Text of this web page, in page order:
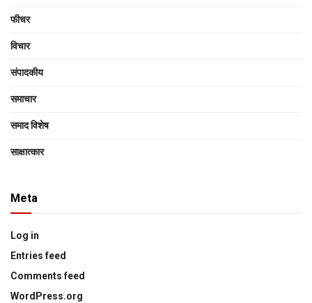
फीचर
विचार
संपादकीय
समाचार
समाद विशेष
साक्षात्‍कार
Meta
Log in
Entries feed
Comments feed
WordPress.org